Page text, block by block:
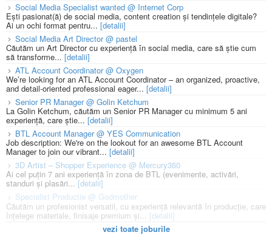
Social Media Specialist wanted @ Internet Corp
Ești pasionat(ă) de social media, content creation și tendințele digitale?
Ai un ochi format pentru... [detalii]
Social Media Art Director @ pastel
Căutăm un Art Director cu experiență în social media, care să știe cum
să transforme... [detalii]
ATL Account Coordinator @ Oxygen
We’re looking for an ATL Account Coordinator – an organized, proactive,
and detail-oriented professional eager... [detalii]
Senior PR Manager @ Golin Ketchum
La Golin Ketchum, căutăm un Senior PR Manager cu minimum 5 ani
experiență, care știe... [detalii]
BTL Account Manager @ YES Communication
Job description: We're on the lookout for an awesome BTL Account
Manager to join our vibrant... [detalii]
3D Artist – Shopper Experience @ Mercury360
Ai cel puțin 7 ani experiență în zona de BTL (evenimente, activări,
standuri și plasări... [detalii]
Specialist Productie @ Godmother
Căutăm un profesionist versatil, cu experiență relevantă în producție, care
înțelege materiale, finisaje premium și... [detalii]
vezi toate joburile